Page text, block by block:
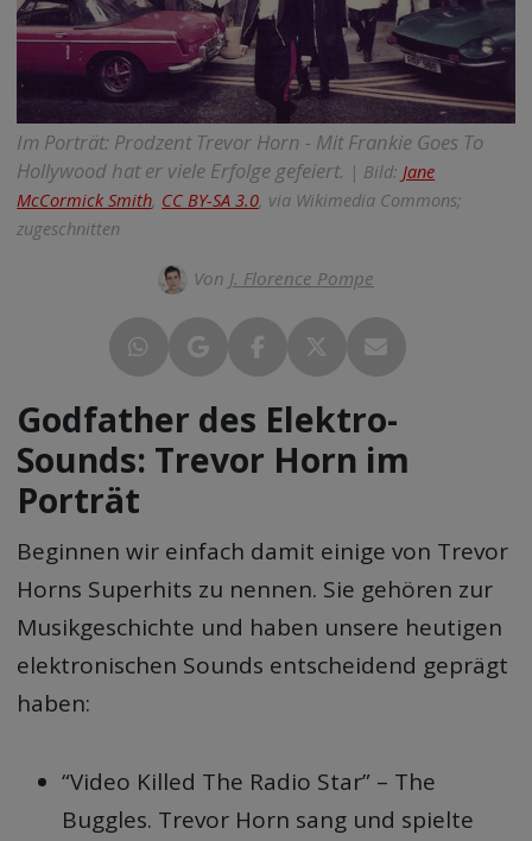
Im Porträt: Prodzent Trevor Horn - Mit Frankie Goes To
Hollywood hat er viele Erfolge gefeiert. | Bild:Jane
McCormick Smith, CC BY-SA 3.0, via Wikimedia Commons;
zugeschnitten
Von J. Florence Pompe
Godfather des Elektro-
Sounds: Trevor Horn im
Porträt
Beginnen wir einfach damit einige von Trevor
Horns Superhits zu nennen. Sie gehören zur
Musikgeschichte und haben unsere heutigen
elektronischen Sounds entscheidend geprägt
haben:
“Video Killed The Radio Star” – The
Buggles. Trevor Horn sang und spielte